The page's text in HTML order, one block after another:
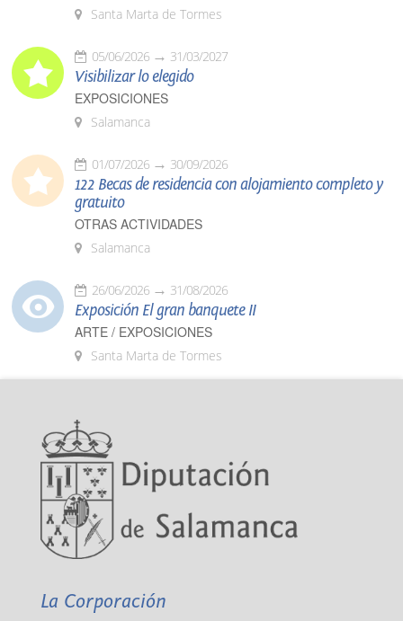
Santa Marta de Tormes
05/06/2026 31/03/2027
Visibilizar lo elegido
EXPOSICIONES
Salamanca
01/07/2026 30/09/2026
122 Becas de residencia con alojamiento completo y
gratuito
OTRAS ACTIVIDADES
Salamanca
26/06/2026 31/08/2026
Exposición El gran banquete II
ARTE / EXPOSICIONES
Santa Marta de Tormes
La Corporación